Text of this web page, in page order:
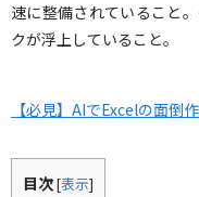
速に整備されていること
クが浮上していること。
【必見】AIでExcelの面倒
目次[表示]